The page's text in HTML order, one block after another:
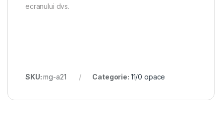
ecranului dvs.
SKU:mg-a21 Categorie: 11/0 opace